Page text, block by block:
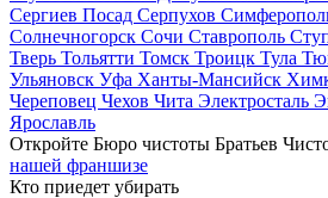
Сергиев Посад Серпухов
Солнечногорск Сочи Ставрополь
Тверь Тольятти Томск Троицк Тула
Ульяновск Уфа Ханты-Мансийск
Череповец Чехов Чита Электросталь
Ярославль
Откройте Бюро чистоты Братьев
нашей франшизе
Кто приедет убирать